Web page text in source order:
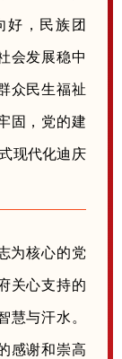
好，民族团
会发展稳中
众民生福祉
固，党的建
现代化迪庆
为核心的党
关心支持的
慧与汗水。
感谢和崇高